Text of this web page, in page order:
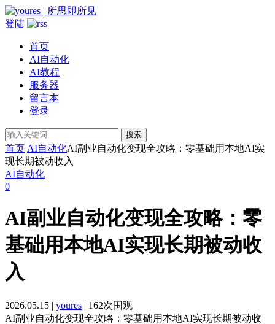
登陆
首页
AI自动化
AI教程
服务器
留言本
登录
搜索
首页 AI自动化AI副业自动化变现全攻略：零基础用本地AI实
现长期被动收入
AI自动化
0
AI副业自动化变现全攻略：零
基础用本地AI实现长期被动收
入
2026.05.15 | youres | 162次围观
AI副业自动化变现全攻略：零基础用本地AI实现长期被动收